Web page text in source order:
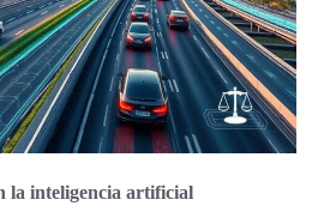
la inteligencia artificial